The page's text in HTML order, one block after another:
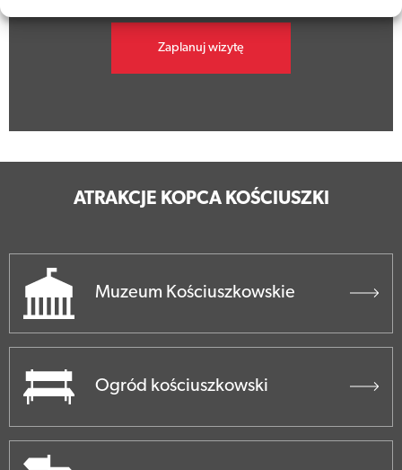
Zaplanuj wizytę
ATRAKCJE KOPCA KOŚCIUSZKI
Muzeum Kościuszkowskie
Ogród kościuszkowski